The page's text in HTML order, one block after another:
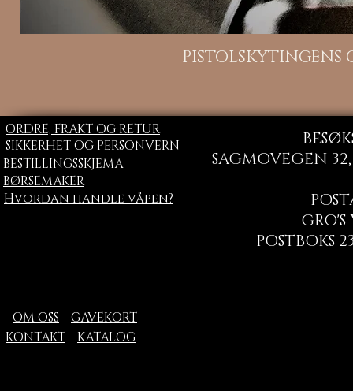
ORDRE, FRAKT OG RETUR
SIKKERHET OG PERSONVERN
BESTILLINGSSKJEMA
BØRSEMAKER
SAGMOVEGEN
GRO'S
POSTBOKS
Hvordan handle våpen?
OM OSS
GAVEKORT
KONTAKT
KATALOG